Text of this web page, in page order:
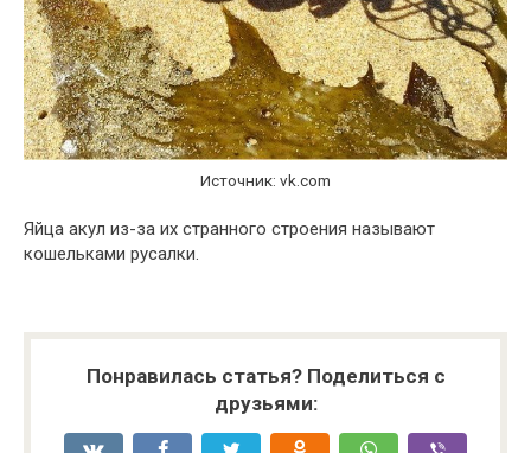
Источник: vk.com
Яйца акул из-за их странного строения называют
кошельками русалки.
Понравилась статья? Поделиться с
друзьями: